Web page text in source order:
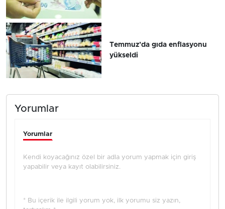
Temmuz’da gıda enflasyonu
yükseldi
Yorumlar
Yorumlar
Kendi koyacağınız özel bir adla yorum yapmak için giriş
yapabilir veya kayıt olabilirsiniz.
* Bu içerik ile ilgili yorum yok, ilk yorumu siz yazın,